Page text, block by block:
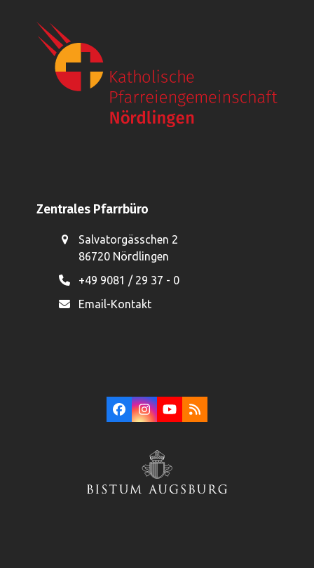
Zentrales Pfarrbüro
Salvatorgässchen 2
86720 Nördlingen
+49 9081 / 29 37 - 0
Email-Kontakt
Facebook
Instagram
YouTube
RSS